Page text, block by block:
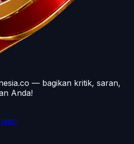
— bagikan kritik, saran,
Anda!